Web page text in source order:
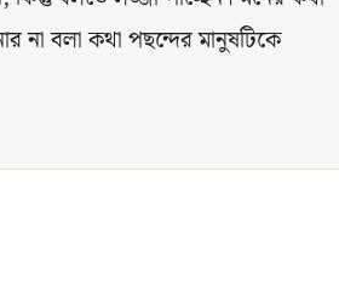
বলা কথা পছন্দের মানুষটিকে